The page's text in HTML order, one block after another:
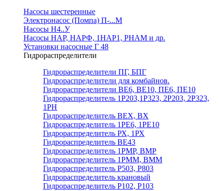
Насосы шестеренные
Электронасос (Помпа) П-...М
Насосы Н4..У
Насосы НАР, НАРФ, 1НАР1, РНАМ и др.
Установки насосные Г 48
Гидрораспределители
Гидрораспределители ПГ, БПГ
Гидрораспределители для комбайнов.
Гидрораспределители ВЕ6, ВЕ10, ПЕ6, ПЕ10
Гидрораспределитель 1Р203,1Р323, 2Р203, 2Р323,
1РН
Гидрораспределитель ВЕХ, ВХ
Гидрораспределитель 1РЕ6, 1РЕ10
Гидрораспределитель РХ, 1РХ
Гидрораспределитель ВЕ43
Гидрораспределитель 1РМР, ВМР
Гидрораспределитель 1РММ, ВММ
Гидрораспределитель Р503, Р803
Гидрораспределитель крановый
Гидрораспределитель Р102, Р103